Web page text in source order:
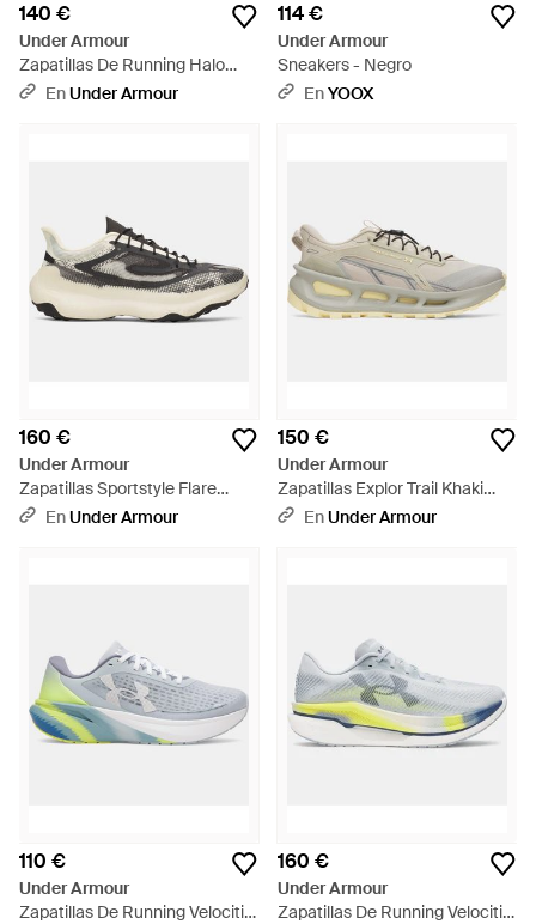
140 €
Under Armour
Zapatillas De Running Halo
Runner 2 Para Mujer Ox Blood
EnUnder Armour
114 €
Under Armour
Sneakers - Negro
EnYOOX
160 €
Under Armour
Zapatillas Sportstyle Flare
Winter Negro Winter - Negro
EnUnder Armour
150 €
Under Armour
Zapatillas Explor Trail Khaki
Base Titanium Pale Lemon -
EnUnder Armour
110 €
Under Armour
Zapatillas De Running Velociti
160 €
Under Armour
Zapatillas De Running Velociti